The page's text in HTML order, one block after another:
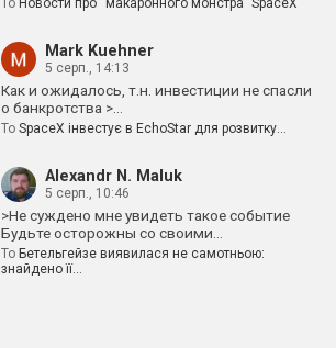
To Новости про “макаронного монстра” SpaceX
Mark Kuehner
5 серп., 14:13
Как и ожидалось, т.н. инвестиции не спасли
о банкротства >…
To SpaceX інвестує в EchoStar для розвитку…
Alexandr N. Maluk
5 серп., 10:46
>Не суждено мне увидеть такое событие
Будьте осторожны со своими…
To Бетельгейзе виявилася не самотньою:
знайдено її…